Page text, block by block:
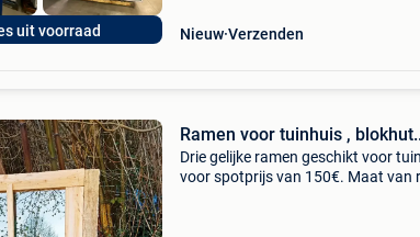
uit voorraad Nieuw Verzenden
Ramen voor tuinhuis ,
Drie gelijke ramen geschikt voor
voor spotprijs van 150€. Maat van